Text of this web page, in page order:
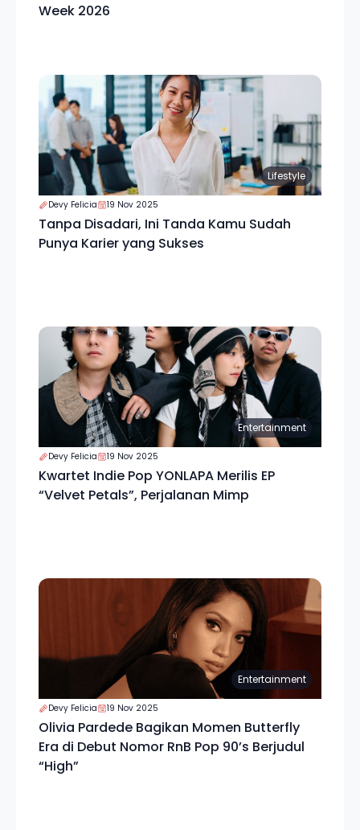
Week 2026
Lifestyle
Devy Felicia 19 Nov 2025
Tanpa Disadari, Ini Tanda Kamu Sudah
Punya Karier yang Sukses
Entertainment
Devy Felicia 19 Nov 2025
Kwartet Indie Pop YONLAPA Merilis EP
“Velvet Petals”, Perjalanan Mimp
Entertainment
Devy Felicia 19 Nov 2025
Olivia Pardede Bagikan Momen Butterfly
Era di Debut Nomor RnB Pop 90’s Berjudul
“High”